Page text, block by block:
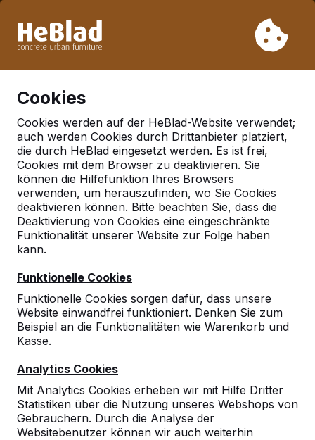
Woche 33 nicht. Bitte berücksichtigen Sie daher längere
Cookies
Cookies werden auf der HeBlad-Website verwendet;
auch werden Cookies durch Drittanbieter platziert,
die durch HeBlad eingesetzt werden. Es ist frei,
Cookies mit dem Browser zu deaktivieren. Sie
können die Hilfefunktion Ihres Browsers
verwenden, um herauszufinden, wo Sie Cookies
deaktivieren können. Bitte beachten Sie, dass die
Deaktivierung von Cookies eine eingeschränkte
Funktionalität unserer Website zur Folge haben
kann.
Funktionelle Cookies
Funktionelle Cookies sorgen dafür, dass unsere
Website einwandfrei funktioniert. Denken Sie zum
Beispiel an die Funktionalitäten wie Warenkorb und
Kasse.
Analytics Cookies
Mit Analytics Cookies erheben wir mit Hilfe Dritter
Statistiken über die Nutzung unseres Webshops von
Gebrauchern. Durch die Analyse der
Websitebenutzer können wir auch weiterhin
Fußvolleyball